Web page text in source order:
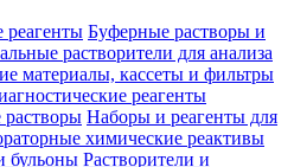
реагенты Буферные растворы и
растворители для анализа
материалы, кассеты и фильтры
реагенты
Наборы и реагенты для
химические реактивы
бульоны Растворители и